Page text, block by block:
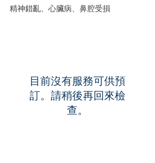
精神錯亂、心臟病、鼻腔受損
目前沒有服務可供預
訂。請稍後再回來檢
查。